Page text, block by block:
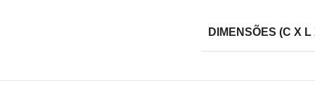
DIMENSÕES (C X L